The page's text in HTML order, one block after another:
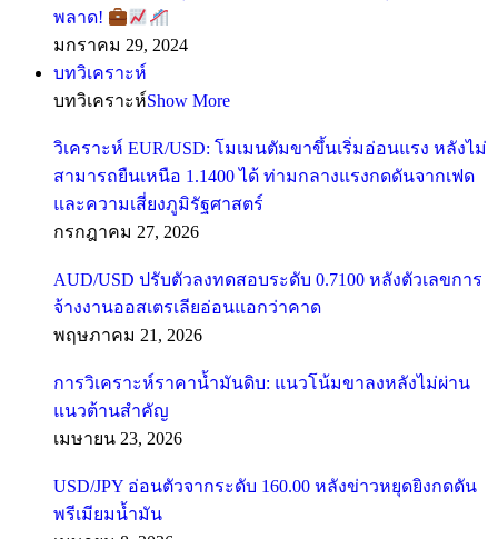
พลาด!
มกราคม 29, 2024
บทวิเคราะห์
บทวิเคราะห์Show More
วิเคราะห์ EUR/USD: โมเมนตัมขาขึ้นเริ่มอ่อนแรง หลังไม่
สามารถยืนเหนือ 1.1400 ได้ ท่ามกลางแรงกดดันจากเฟด
และความเสี่ยงภูมิรัฐศาสตร์
กรกฎาคม 27, 2026
AUD/USD ปรับตัวลงทดสอบระดับ 0.7100 หลังตัวเลขการ
จ้างงานออสเตรเลียอ่อนแอกว่าคาด
พฤษภาคม 21, 2026
การวิเคราะห์ราคาน้ำมันดิบ: แนวโน้มขาลงหลังไม่ผ่าน
แนวต้านสำคัญ
เมษายน 23, 2026
USD/JPY อ่อนตัวจากระดับ 160.00 หลังข่าวหยุดยิงกดดัน
พรีเมียมน้ำมัน